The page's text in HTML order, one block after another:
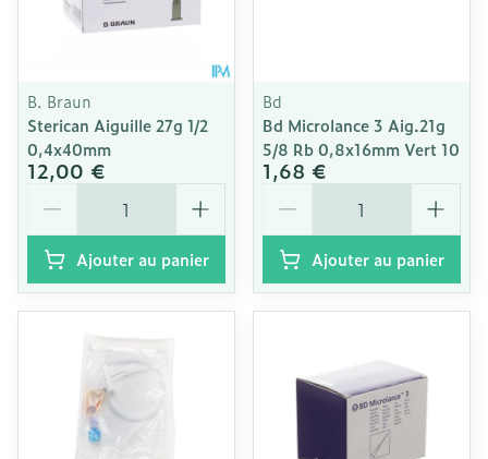
B. Braun
Sterican Aiguille 27g 1/2
0,4x40mm
12,00 €
Ajouter au panier
Bd
Bd Microlance 3 Aig.21g
5/8 Rb 0,8x16mm Vert 10
1,68 €
Ajouter au panier